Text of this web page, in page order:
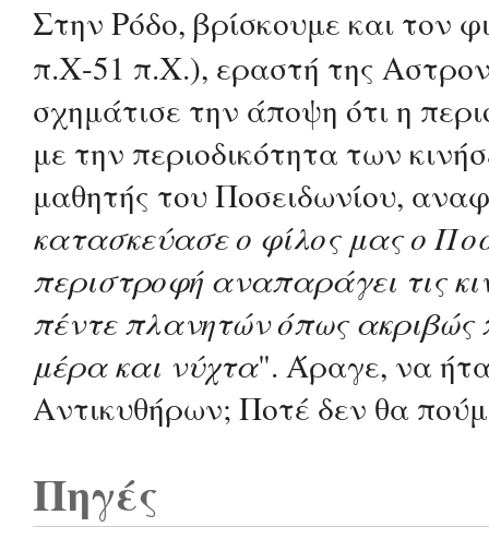
Στην Ρόδο, βρίσκουμε και τον
π.Χ-51 π.Χ.), εραστή της
σχημάτισε την άποψη ότι η
με την περιοδικότητα των
μαθητής του Ποσειδωνίου,
κατασκεύασε ο φίλος μας ο
περιστροφή αναπαράγει τις
πέντε πλανητών όπως
μέρα και νύχτα". Άραγε, να
Αντικυθήρων; Ποτέ δεν θα
Πηγές